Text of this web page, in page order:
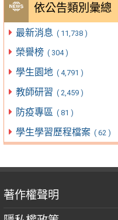
依公告類別彙總
最新消息 ( 11,738 )
榮譽榜 ( 304 )
學生園地 ( 4,791 )
教師研習 ( 2,459 )
防疫專區 ( 81 )
學生學習歷程檔案 ( 62 )
著作權聲明